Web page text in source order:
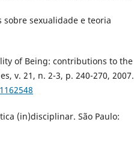
sobre sexualidade e teoria
of Being: contributions to the
v. 21, n. 2-3, p. 240-270, 2007.
(in)disciplinar. São Paulo: